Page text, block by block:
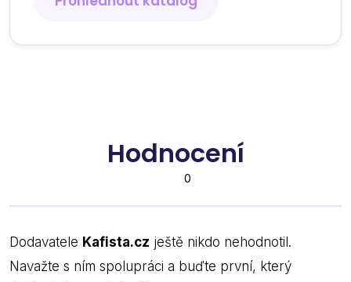
Hodnocení
0
Dodavatele Kafista.cz ještě nikdo nehodnotil.
Navažte s ním spolupráci a buďte první, který